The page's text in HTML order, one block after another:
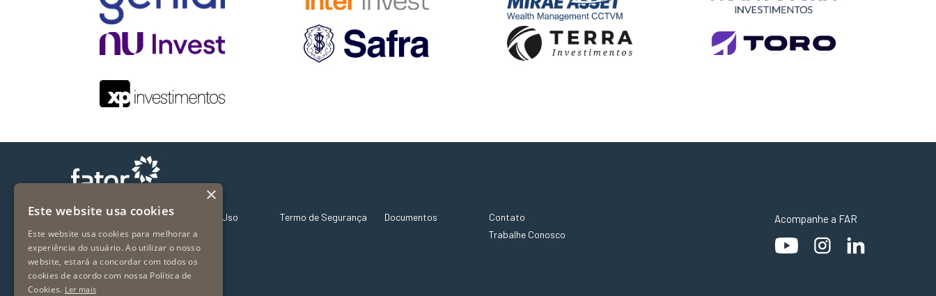
Acompanhe a FAR
Sobre Nós – Fator Far
Nossos Fundos
Fundos Exclusivos
Vídeos
Termos de Uso Termo de Segurança Documentos
Contato
Trabalhe Conosco
×
Este website usa cookies
Este website usa cookies para melhorar a
experiência do usuário. Ao utilizar o nosso
website, estará a concordar com todos os
cookies de acordo com nossa Política de
Cookies. Ler mais